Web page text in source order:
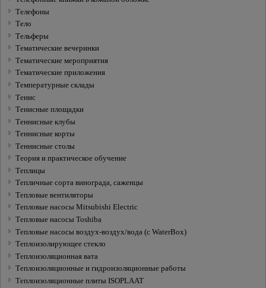
Телефоны
Тело
Тельферы
Тематические вечеринки
Тематические мероприятия
Тематические приложения
Температурные склады
Тенис
Тенисные площадки
Теннисные клубы
Теннисные корты
Теннисные столы
Теория и практическое обучение
Теплицы
Тепличные сорта винограда, саженцы
Тепловые вентиляторы
Тепловые насосы Mitsubishi Electric
Тепловые насосы Toshiba
Тепловые насосы воздух-воздух/вода (с WaterBox)
Теплоизолирующее стекло
Теплоизоляционная вата
Теплоизоляционные и гидроизоляционные работы
Теплоизоляционные плиты ISOPLAAT